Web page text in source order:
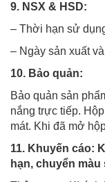
9. NSX & HSD:
– Thời hạn sử
– Ngày sản xuất
10. Bảo quản:
Bảo quản sản
nắng trực tiếp.
mát. Khi đã mở
11. Khuyến cáo:
hạn, chuyển màu